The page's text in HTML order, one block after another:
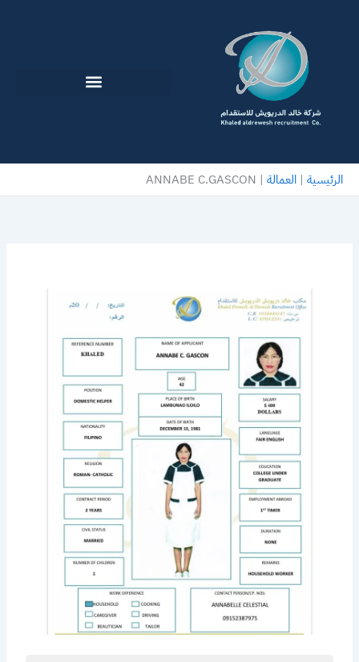
الرئيسية | العمالة |
ANNABE C.GASCON